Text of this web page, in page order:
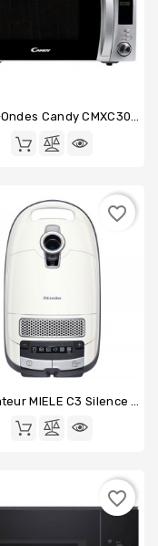
Micro-Ondes Candy CMXC30DCS
favorite_border
favorite_border